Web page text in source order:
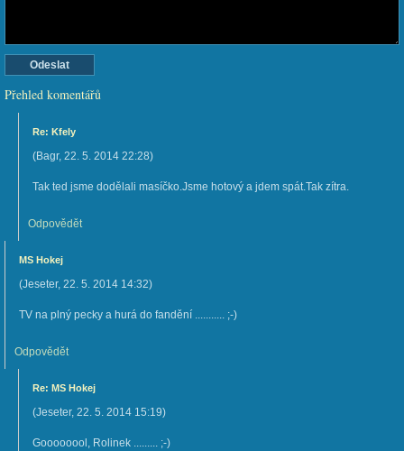
Přehled komentářů
Re: Kfely
(Bagr, 22. 5. 2014 22:28)
Tak ted jsme dodělali masíčko.Jsme hotový a jdem spát.Tak zítra.
Odpovědět
MS Hokej
(Jeseter, 22. 5. 2014 14:32)
TV na plný pecky a hurá do fandění ........... ;-)
Odpovědět
Re: MS Hokej
(Jeseter, 22. 5. 2014 15:19)
Goooooool, Rolinek ......... ;-)